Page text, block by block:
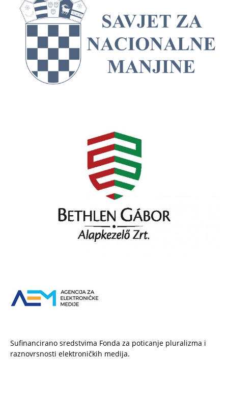
Sufinancirano sredstvima Fonda za poticanje pluralizma i
raznovrsnosti elektroničkih medija.